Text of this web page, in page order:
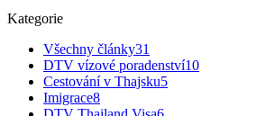
Kategorie
Všechny články31
DTV vízové poradenství10
Cestování v Thajsku5
Imigrace8